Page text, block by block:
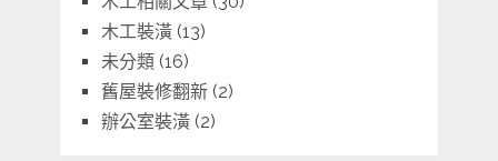
木工裝潢(13)
未分類(16)
舊屋裝修翻新(2)
辦公室裝潢(2)